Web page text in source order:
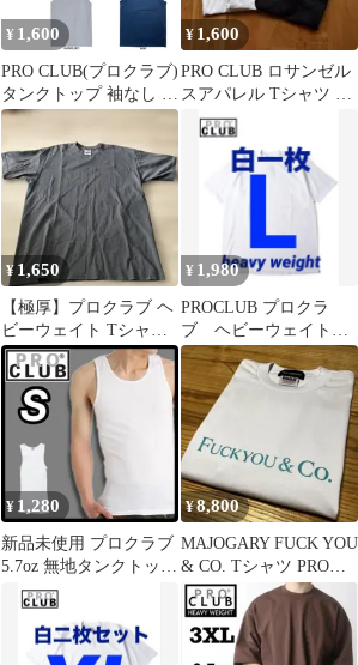
¥ 1,600
PRO CLUB(プロクラブ)
タンクトップ 袖なし 無
地 コットン ヘビーウェ
イト 6オンス シンプル
カジュアル メンズ
HEAVY WEIGHT 111
¥ 1,600
PRO CLUB ロサンゼル
スアパレル Tシャツ 3
枚セット
¥ 1,650
【極厚】プロクラブ ヘ
ビーウェイト Tシャツ
チャコールグレー 2XL
¥ 1,980
PROCLUB プロクラ
ブ ヘビーウェイト t
シャツ L 白一枚 新
品 半袖
¥ 1,280
新品未使用 プロクラブ
5.7oz 無地タンクトップ
インナー 白 S
¥8,800
MAJOGARY FUCK YOU
& CO. Tシャツ PRO
CLUB 新品